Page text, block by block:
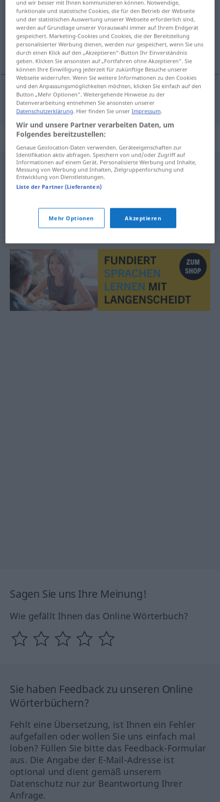
Übersicht aller Übersetzungen
(Für mehr Details die Übersetzung anklicken/antippen)
yokluk, mahrumiyet
yokluk,mahrumiyet Entbehrung
Synonyme für "Entbehrung"
Entzug,Abstinenz,Ausfall
© OpenThesaurus.de
Sagen Sie uns Ihre Meinung!
Wie gefällt Ihnen das Online Wörterbuch?
Sie haben Feedback zu unseren Online
Wörterbüchern?
Fehlt eine Übersetzung, ist Ihnen ein Fehler
aufgefallen oder wollen Sie uns einfach mal
loben? Füllen Sie bitte das Feedback-Formular
aus. Die Angabe der E-Mail-Adresse ist
optional und dient gemäß unserem
Datenschutz nur zur Beantwortung Ihrer
Anfrage.
und wir besser mit Ihnen kommunizieren können. Notwendige,
funktionale und statistische Cookies, die für den Betrieb der Webseite
und der statistischen Auswertung unserer Webseite erforderlich sind,
werden auf Grundlage unserer Vorauswahl immer auf Ihrem Endgerät
gespeichert. Marketing-Cookies und Cookies, die der Bereitstellung
personalisierter Werbung dienen, werden nur gespeichert, wenn Sie uns
durch einen Klick auf den „Akzeptieren“-Button Ihr Einverständnis
geben. Klicken Sie ansonsten auf „Fortfahren ohne Akzeptieren“. Sie
können Ihre Einwilligung jederzeit für zukünftige Besuche unserer
Webseite widerrufen. Wenn Sie weitere Informationen zu den Cookies
und den Anpassungsmöglichkeiten möchten, klicken Sie einfach auf den
Button „Mehr Optionen“. Weitergehende Hinweise zu der
Datenverarbeitung entnehmen Sie ansonsten unserer
Datenschutzerklärung. Hier finden Sie unserImpressum.
Wir und unsere Partner verarbeiten Daten, um
Folgendes bereitzustellen:
Genaue Geolocation-Daten verwenden. Geräteeigenschaften zur
Identifikation aktiv abfragen. Speichern von und/oder Zugriff auf
Informationen auf einem Gerät. Personalisierte Werbung und Inhalte,
Messung von Werbung und Inhalten, Zielgruppenforschung und
Entwicklung von Dienstleistungen.
Liste der Partner (Lieferanten)
Mehr Optionen Akzeptieren